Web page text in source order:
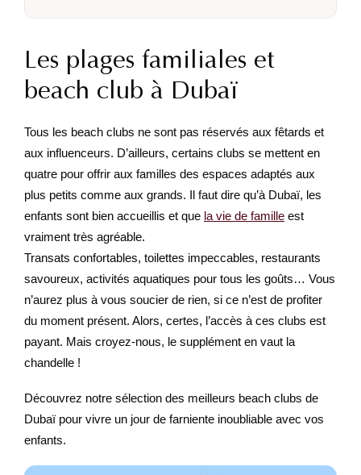
Les plages familiales et
beach club à Dubaï
Tous les beach clubs ne sont pas réservés aux fêtards et
aux influenceurs. D’ailleurs, certains clubs se mettent en
quatre pour offrir aux familles des espaces adaptés aux
plus petits comme aux grands. Il faut dire qu’à Dubaï, les
enfants sont bien accueillis et que la vie de famille est
vraiment très agréable.
Transats confortables, toilettes impeccables, restaurants
savoureux, activités aquatiques pour tous les goûts… Vous
n’aurez plus à vous soucier de rien, si ce n’est de profiter
du moment présent. Alors, certes, l’accès à ces clubs est
payant. Mais croyez-nous, le supplément en vaut la
chandelle !
Découvrez notre sélection des meilleurs beach clubs de
Dubaï pour vivre un jour de farniente inoubliable avec vos
enfants.